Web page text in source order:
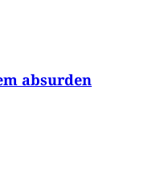
absurden